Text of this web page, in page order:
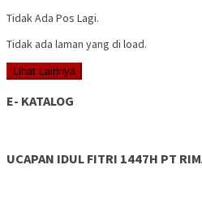
Tidak Ada Pos Lagi.
Tidak ada laman yang di load.
Lihat Lainnya
E- KATALOG
UCAPAN IDUL FITRI 1447H PT